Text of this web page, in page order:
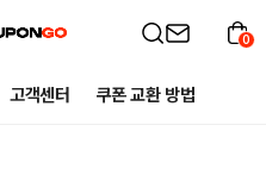
고객센터 쿠폰 교환 방법
0